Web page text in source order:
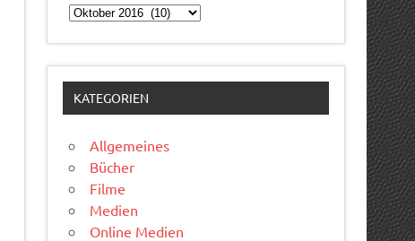
Archiv
KATEGORIEN
Allgemeines
Bücher
Filme
Medien
Online Medien